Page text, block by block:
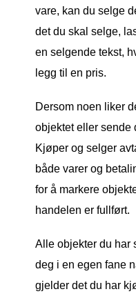
vare, kan du selge
det du skal selge,
en selgende tekst,
legg til en pris.
Dersom noen liker
objektet eller sende
Kjøper og selger
både varer og
for å markere
handelen er fullført.
Alle objekter du har
deg i en egen fane
gjelder det du har